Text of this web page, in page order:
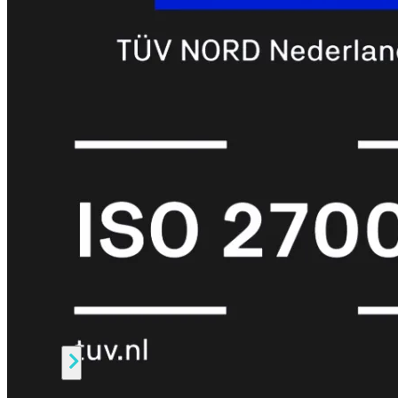
ProtectionEnterprise
as
a
Alles
bekijken
BundelsSOC
as
a
Beveiliging